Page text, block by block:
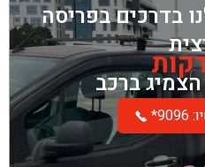
בדרכים בפריסה
ברכב